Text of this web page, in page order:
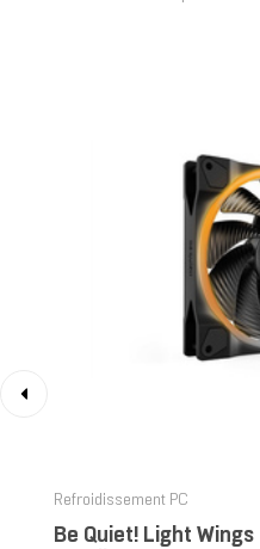
Refroidissement PC
Be Quiet! Light Wings